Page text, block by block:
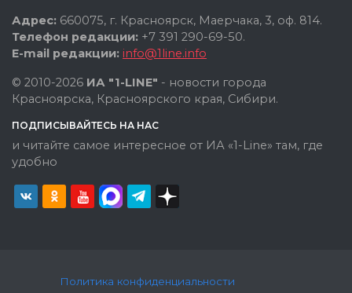
Адрес: 660075, г. Красноярск, Маерчака, 3, оф. 814.
Телефон редакции: +7 391 290-69-50.
E-mail редакции: info@1line.info
© 2010-2026 ИА "1-LINE" - новости города
Красноярска, Красноярского края, Сибири.
ПОДПИСЫВАЙТЕСЬ НА НАС
и читайте самое интересное от ИА «1-Line» там, где
удобно
Политика конфиденциальности